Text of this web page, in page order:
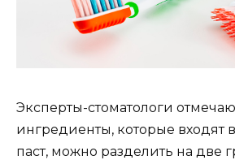
Эксперты-стоматологи
ингредиенты, которые входят
паст, можно разделить на две